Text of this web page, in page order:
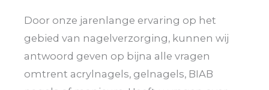
Door onze jarenlange ervaring op het
gebied van nagelverzorging, kunnen wij
antwoord geven op bijna alle vragen
omtrent acrylnagels, gelnagels, BIAB